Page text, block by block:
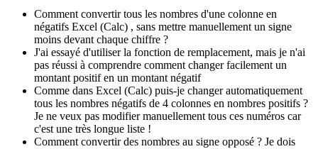
Comment convertir tous les nombres d'une colonne en
négatifs Excel (Calc) , sans mettre manuellement un signe
moins devant chaque chiffre ?
J'ai essayé d'utiliser la fonction de remplacement, mais je n'ai
pas réussi à comprendre comment changer facilement un
montant positif en un montant négatif
Comme dans Excel (Calc) puis-je changer automatiquement
tous les nombres négatifs de 4 colonnes en nombres positifs ?
Je ne veux pas modifier manuellement tous ces numéros car
c'est une très longue liste !
Comment convertir des nombres au signe opposé ? Je dois